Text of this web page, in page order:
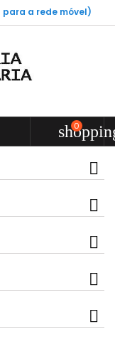
para a rede móvel)
0